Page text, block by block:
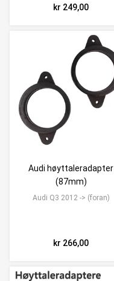
kr 249,00
Audi høyttaleradapter
(87mm)
Audi Q3 2012 -> (foran)
kr 266,00